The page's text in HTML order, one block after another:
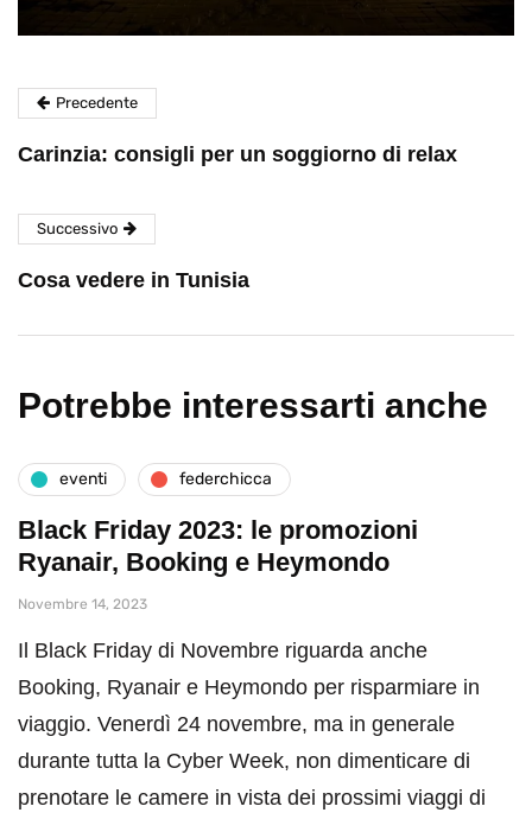
Precedente
Carinzia: consigli per un soggiorno di relax
Successivo
Cosa vedere in Tunisia
Potrebbe interessarti anche
eventi federchicca
Black Friday 2023: le promozioni
Ryanair, Booking e Heymondo
Novembre 14, 2023
Il Black Friday di Novembre riguarda anche
Booking, Ryanair e Heymondo per risparmiare in
viaggio. Venerdì 24 novembre, ma in generale
durante tutta la Cyber Week, non dimenticare di
prenotare le camere in vista dei prossimi viaggi di